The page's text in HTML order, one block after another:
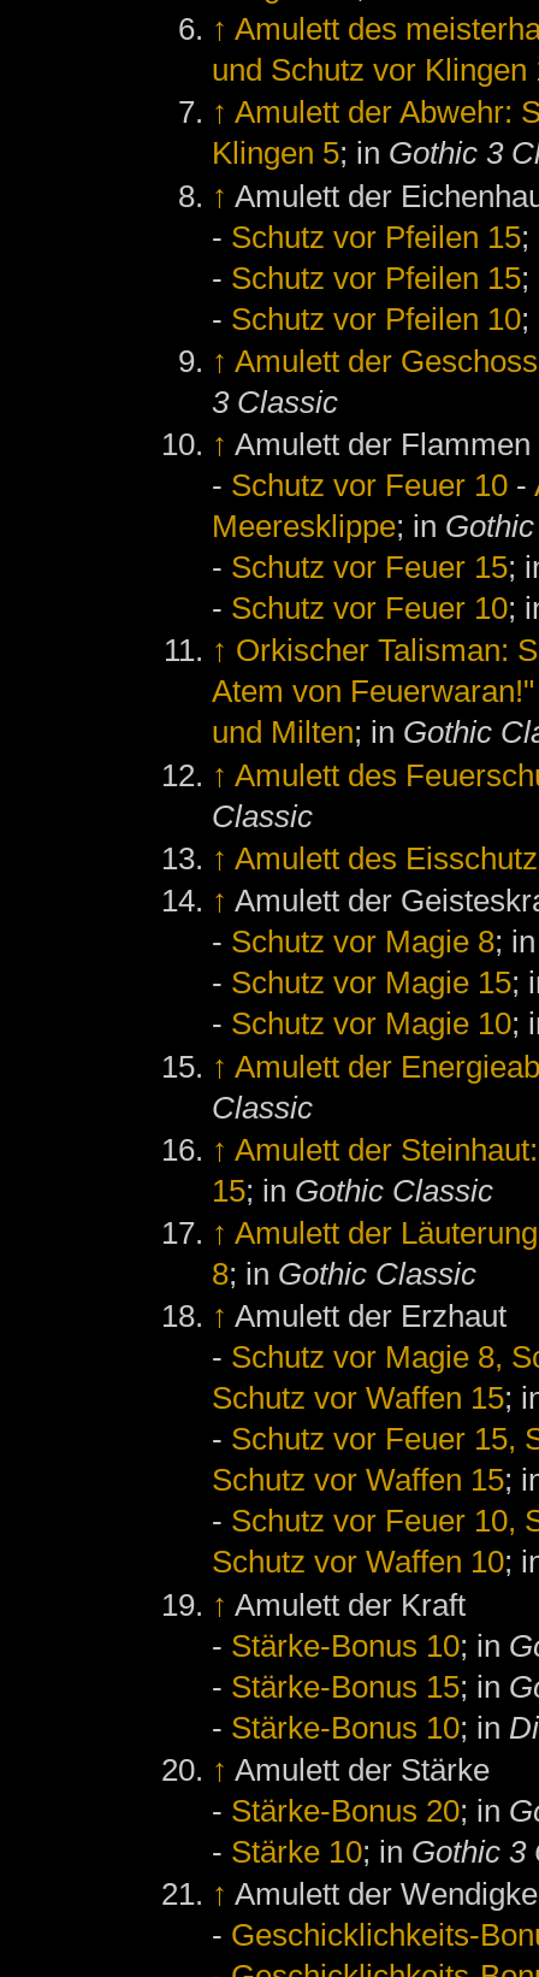
↑ Amulett des
und Schutz vor Klingen
↑ Amulett der Abwehr:
Klingen 5; in Gothic 3
↑ Amulett der
- Schutz vor Pfeilen 15
- Schutz vor Pfeilen 15
- Schutz vor Pfeilen 10
↑ Amulett der
3 Classic
↑ Amulett der Flammen
- Schutz vor Feuer 10 -
Meeresklippe; in
- Schutz vor Feuer 15;
- Schutz vor Feuer 10;
↑ Orkischer Talisman:
Atem von Feuerwaran!"
und Milten; in Gothic
↑ Amulett des
Classic
↑ Amulett des
↑ Amulett der
- Schutz vor Magie 8;
- Schutz vor Magie 15;
- Schutz vor Magie 10;
↑ Amulett der
Classic
↑ Amulett der
15; in Gothic Classic
↑ Amulett der
8; in Gothic Classic
↑ Amulett der Erzhaut
- Schutz vor Magie 8,
Schutz vor Waffen 15;
- Schutz vor Feuer 15,
Schutz vor Waffen 15;
- Schutz vor Feuer 10,
Schutz vor Waffen 10;
↑ Amulett der Kraft
- Stärke-Bonus 10; in
- Stärke-Bonus 15; in
- Stärke-Bonus 10; in
↑ Amulett der Stärke
- Stärke-Bonus 20; in
- Stärke 10; in Gothic 3
↑ Amulett der
- Geschicklichkeits-